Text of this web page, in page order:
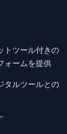
トツール付きの
ォームを提供
タルツールとの